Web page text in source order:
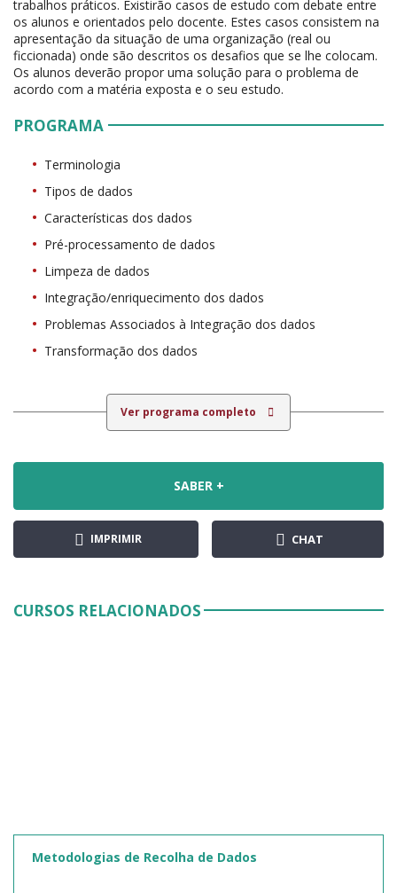
trabalhos práticos. Existirão casos de estudo com debate entre
os alunos e orientados pelo docente. Estes casos consistem na
apresentação da situação de uma organização (real ou
ficcionada) onde são descritos os desafios que se lhe colocam.
Os alunos deverão propor uma solução para o problema de
acordo com a matéria exposta e o seu estudo.
PROGRAMA
Terminologia
Tipos de dados
Características dos dados
Pré-processamento de dados
Limpeza de dados
Integração/enriquecimento dos dados
Problemas Associados à Integração dos dados
Transformação dos dados
Ver programa completo
SABER +
IMPRIMIR CHAT
CURSOS RELACIONADOS
Metodologias de Recolha de Dados